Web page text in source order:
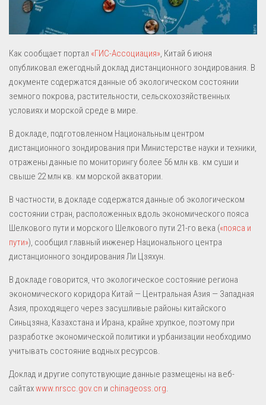
Как сообщает портал «ГИС-Ассоциация», Китай 6 июня
опубликовал ежегодный доклад дистанционного зондирования. В
документе содержатся данные об экологическом состоянии
земного покрова, растительности, сельскохозяйственных
условиях и морской среде в мире.
В докладе, подготовленном Национальным центром
дистанционного зондирования при Министерстве науки и техники,
отражены данные по мониторингу более 56 млн кв. км суши и
свыше 22 млн кв. км морской акватории.
В частности, в докладе содержатся данные об экологическом
состоянии стран, расположенных вдоль экономического пояса
Шелкового пути и морского Шелкового пути 21-го века («пояса и
пути»), сообщил главный инженер Национального центра
дистанционного зондирования Ли Цзяхун.
В докладе говорится, что экологическое состояние региона
экономического коридора Китай — Центральная Азия — Западная
Азия, проходящего через засушливые районы китайского
Синьцзяна, Казахстана и Ирана, крайне хрупкое, поэтому при
разработке экономической политики и урбанизации необходимо
учитывать состояние водных ресурсов.
Доклад и другие сопутствующие данные размещены на веб-
сайтахwww.nrscc.gov.cn и chinageoss.org.